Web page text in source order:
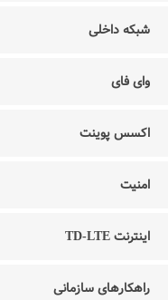
شبکه داخلی
وای فای
اکسس پوینت
امنیت
اینترنت TD-LTE
راهکارهای سازمانی